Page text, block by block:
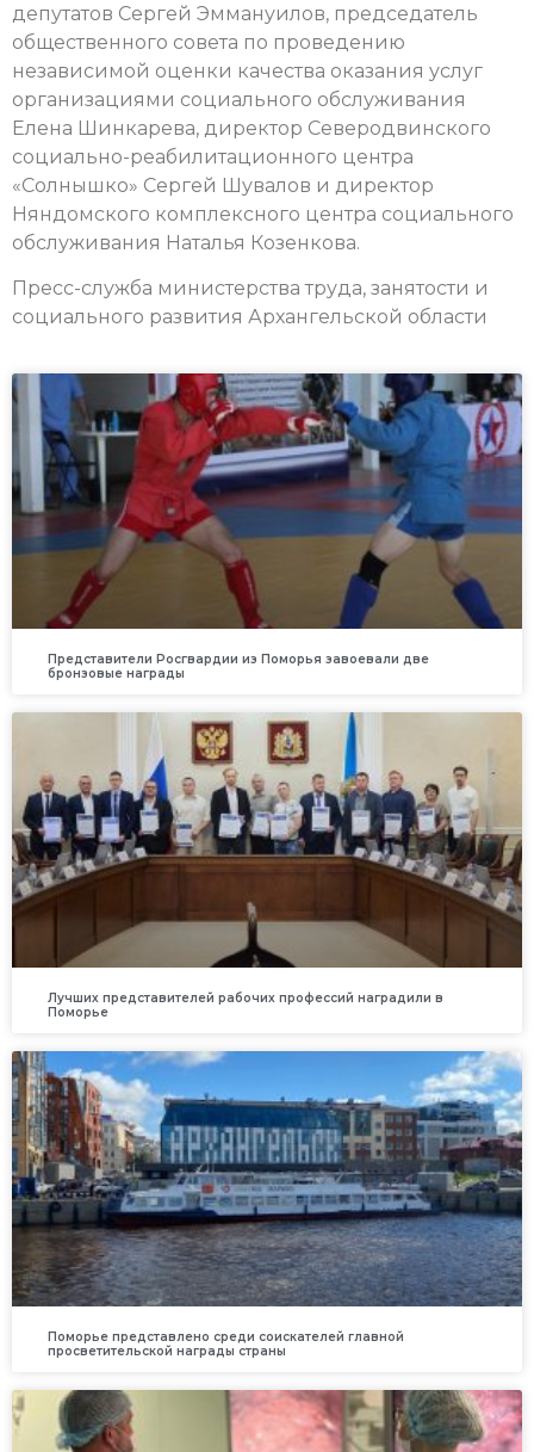
депутатов Сергей Эммануилов, председатель
общественного совета по проведению
независимой оценки качества оказания услуг
организациями социального обслуживания
Елена Шинкарева, директор Северодвинского
социально-реабилитационного центра
«Солнышко» Сергей Шувалов и директор
Няндомского комплексного центра социального
обслуживания Наталья Козенкова.
Пресс-служба министерства труда, занятости и
социального развития Архангельской области
Представители Росгвардии из Поморья завоевали две
бронзовые награды
Лучших представителей рабочих профессий наградили в
Поморье
Поморье представлено среди соискателей главной
просветительской награды страны